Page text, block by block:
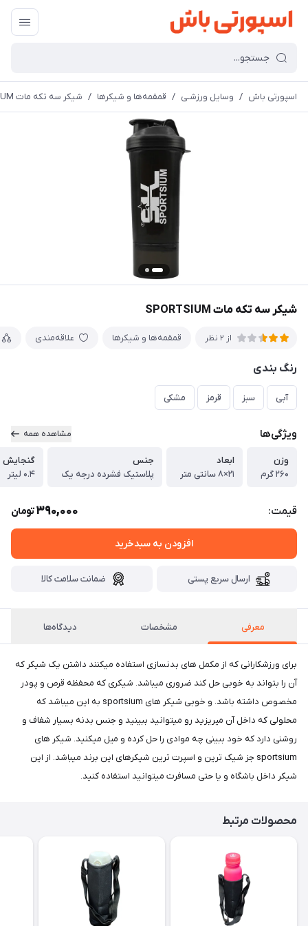
اسپورتی باش / وسایل ورزشـی / قمقمه‌ها و شیکرها / شیکر سه تکه مات SPORTSIUM
شیکر سه تکه مات SPORTSIUM
از 2 نظر قمقمه‌ها و شیکرها علاقه‌مندی
رنگ بندی
آبی سبز قرمز مشکی
ویژگی‌ها مشاهده همه
وزن
۲۶۰ گرم
ابعاد
۲۱×۸ سانتی متر
جنس
پلاستیک فشرده درجه یک
گنجایش
۰.۴ لیتر
قیمت: 390,000تومان
افزودن به سبدخرید
ارسال سریع پستی ضمانت سلامت کالا
معرفی مشخصات دیدگاه‌ها
برای ورزشکارانی که از مکمل های بدنسازی استفاده میکنند داشتن یک شیکر که
آن را بتواند به خوبی حل کند ضروری میباشد. شیکری که محفظه قرص و پودر
مخصوص داشته باشد. و خوبی شیکر های sportsium به این میباشد که
محلولی که داخل آن میریزید رو میتوانید ببینید و جنس بدنه بسیار شفاف و
روشنی دارد که خود ببینی چه موادی را حل کرده و میل میکنید. شیکر های
sportsium جز شیک ترین و اسپرت ترین شیکرهای این برند میباشد. از این
شیکر داخل باشگاه و یا حتی مسافرت میتوانید استفاده کنید.
محصولات مرتبط